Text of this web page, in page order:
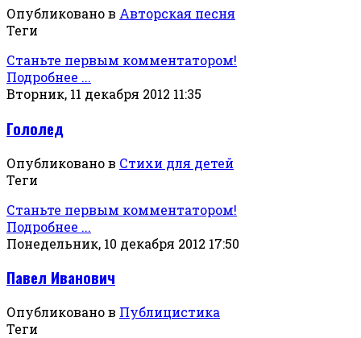
Опубликовано в Авторская песня
Теги
Станьте первым комментатором!
Подробнее ...
Вторник, 11 декабря 2012 11:35
Гололед
Опубликовано в Стихи для детей
Теги
Станьте первым комментатором!
Подробнее ...
Понедельник, 10 декабря 2012 17:50
Павел Иванович
Опубликовано в Публицистика
Теги